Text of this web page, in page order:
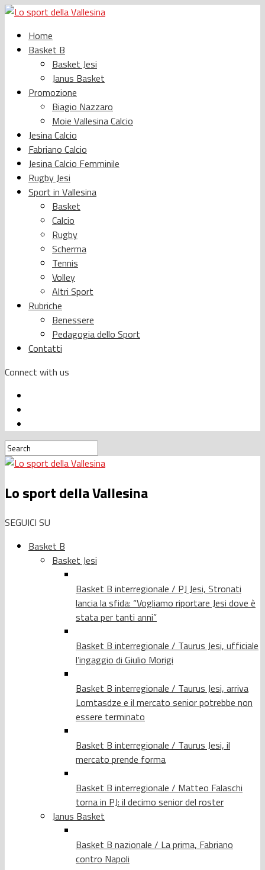
Home
Basket B
Basket Jesi
Janus Basket
Promozione
Biagio Nazzaro
Moie Vallesina Calcio
Jesina Calcio
Fabriano Calcio
Jesina Calcio Femminile
Rugby Jesi
Sport in Vallesina
Basket
Calcio
Rugby
Scherma
Tennis
Volley
Altri Sport
Rubriche
Benessere
Pedagogia dello Sport
Contatti
Connect with us
Lo sport della Vallesina
SEGUICI SU
Basket B
Basket Jesi
Basket B interregionale / PJ Jesi, Stronati
lancia la sfida: “Vogliamo riportare Jesi dove è
stata per tanti anni”
Basket B interregionale / Taurus Jesi, ufficiale
l’ingaggio di Giulio Morigi
Basket B interregionale / Taurus Jesi, arriva
Lomtasdze e il mercato senior potrebbe non
essere terminato
Basket B interregionale / Taurus Jesi, il
mercato prende forma
Basket B interregionale / Matteo Falaschi
torna in PJ: il decimo senior del roster
Janus Basket
Basket B nazionale / La prima, Fabriano
contro Napoli